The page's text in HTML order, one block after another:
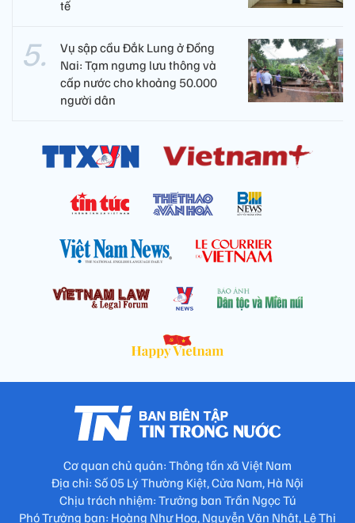
tế
Vụ sập cầu Đắk Lung ở Đồng
Nai: Tạm ngưng lưu thông và
cấp nước cho khoảng 50.000
người dân
Cơ quan chủ quản: Thông tấn xã Việt Nam
Địa chỉ: Số 05 Lý Thường Kiệt, Cửa Nam, Hà Nội
Chịu trách nhiệm: Trưởng ban Trần Ngọc Tú
Phó Trưởng ban: Hoàng Như Hoa, Nguyễn Văn Nhật, Lê Thị